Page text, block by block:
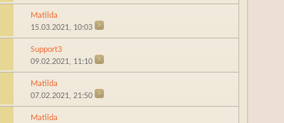
Matilda
15.03.2021, 10:03
Support3
09.02.2021, 11:10
Matilda
07.02.2021,21:50
Matilda